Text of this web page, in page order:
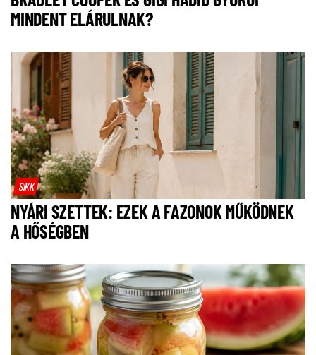
MINDENT ELÁRULNAK?
SIKK
NYÁRI SZETTEK: EZEK A FAZONOK MŰKÖDNEK
A HŐSÉGBEN